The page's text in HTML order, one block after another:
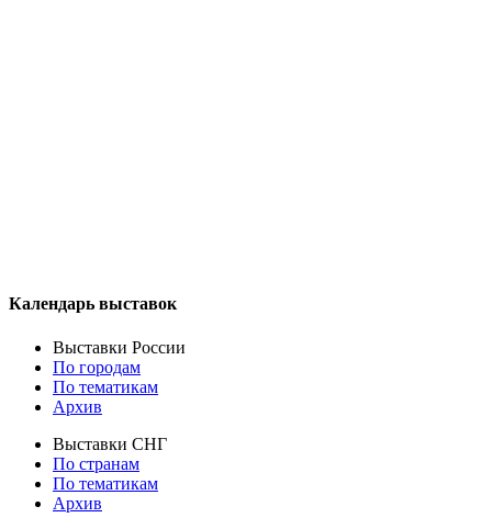
Календарь выставок
Выставки России
По городам
По тематикам
Архив
Выставки СНГ
По странам
По тематикам
Архив